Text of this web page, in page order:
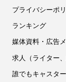
プライバシーポ
ランキング
媒体資料・広告
求人（ライター
誰でもキャスタ